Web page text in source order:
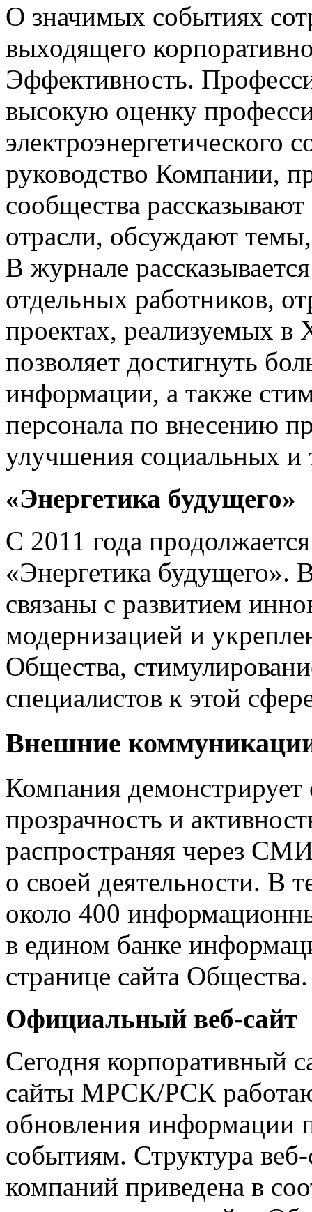
О значимых событиях
выходящего
Эффективность.
высокую оценку
руководство Компании,
сообщества
отрасли, обсуждают
В журнале
отдельных работников,
проектах, реализуемых в
позволяет достигнуть
информации, а также
персонала по внесению
улучшения социальных и
«Энергетика будущего»
С 2011 года
«Энергетика будущего».
связаны с развитием
модернизацией и
Общества,
специалистов к этой
Внешние
Компания
прозрачность и
распространяя через
о своей деятельности. В
около 400
в едином банке
странице сайта Общества.
Официальный веб-сайт
Сегодня корпоративный
сайты МРСК/РСК
обновления информации
событиям. Структура
компаний приведена в